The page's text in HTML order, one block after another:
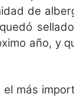
de
año, y
más